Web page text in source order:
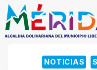
Saltar
contenido
NOTICIAS